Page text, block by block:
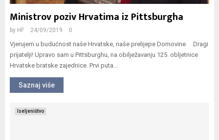
Ministrov poziv Hrvatima iz Pittsburgha
by HF 24/09/2019 0
Vjerujem u budućnost naše Hrvatske, naše prelijepe Domovine Dragi
prijatelji! Upravo sam u Pittsburghu, na obilježavanju 125. obljetnice
Hrvatske bratske zajednice. Prvi puta...
Saznaj više
Iseljeništvo